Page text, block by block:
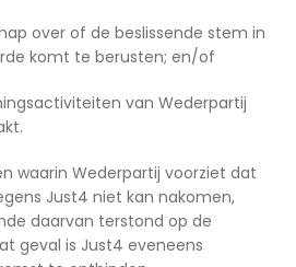
of de beslissende stem in
komt te berusten; en/of
van Wederpartij
Wederpartij voorziet dat
Just4 niet kan nakomen,
daarvan terstond op de
geval is Just4 eveneens